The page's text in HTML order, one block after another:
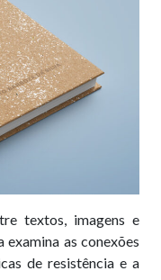
textos, imagens e
as conexões
de resistência e a